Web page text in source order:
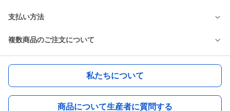
支払い方法
複数商品のご注文について
私たちについて
商品について生産者に質問する